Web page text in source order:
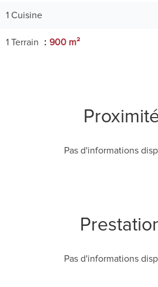
1 Cuisine
1 Terrain 900 m²
Pas d'informations
Pas d'informations